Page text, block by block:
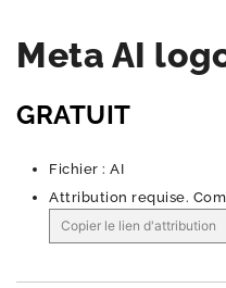
Meta AI
GRATUIT
Fichier : AI
Attribution requise.
Copier le lien d'attribution